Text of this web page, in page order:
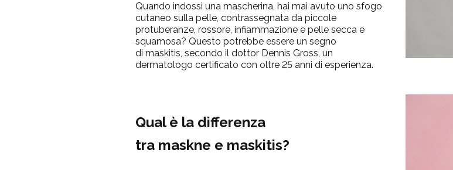
Quando indossi una mascherina, hai mai avuto uno sfogo
cutaneo sulla pelle, contrassegnata da piccole
protuberanze, rossore, infiammazione e pelle secca e
squamosa? Questo potrebbe essere un segno
di maskitis, secondo il dottor Dennis Gross, un
dermatologo certificato con oltre 25 anni di esperienza.
Qual è la differenza
tra maskne e maskitis?